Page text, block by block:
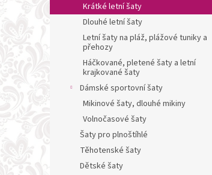
Krátké letní šaty
Dlouhé letní šaty
Letní šaty na pláž, plážové tuniky a
přehozy
Háčkované, pletené šaty a letní
krajkované šaty
Dámské sportovní šaty
Mikinové šaty, dlouhé mikiny
Volnočasové šaty
Šaty pro plnoštíhlé
Těhotenské šaty
Dětské šaty